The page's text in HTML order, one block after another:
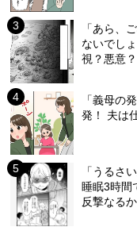
「あら、
ないでし
視？悪意
「義母の
発！ 夫は
「うるさ
睡眠3時間
反撃なる